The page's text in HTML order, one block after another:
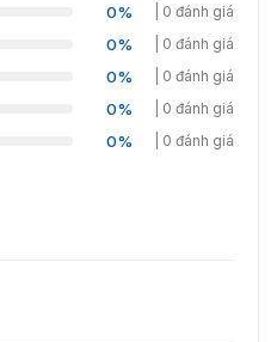
0% | 0 đánh giá
0% | 0 đánh giá
0% | 0 đánh giá
0% | 0 đánh giá
0% | 0 đánh giá